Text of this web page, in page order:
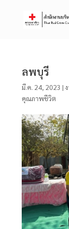
ลพบุรี
มี.ค. 24, 2023 |
คุณภาพชีวิต